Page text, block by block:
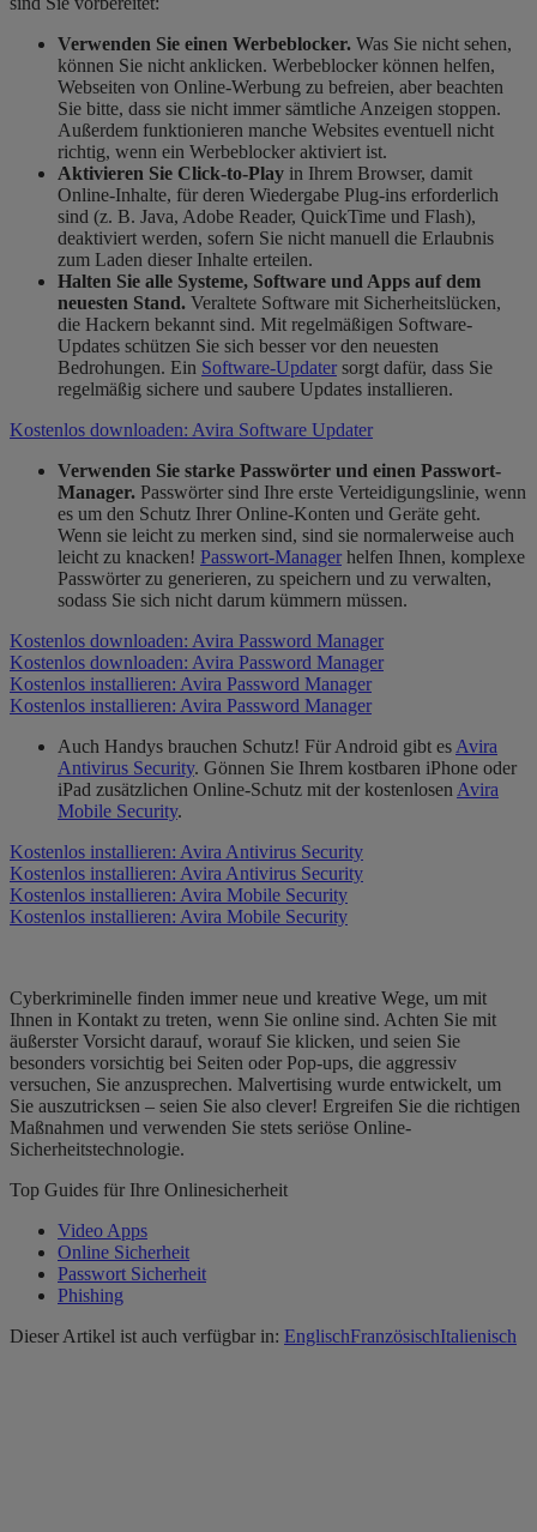
Verwenden Sie einen Werbeblocker. Was Sie nicht sehen,
können Sie nicht anklicken. Werbeblocker können helfen,
Webseiten von Online-Werbung zu befreien, aber beachten
Sie bitte, dass sie nicht immer sämtliche Anzeigen stoppen.
Außerdem funktionieren manche Websites eventuell nicht
richtig, wenn ein Werbeblocker aktiviert ist.
Aktivieren Sie Click-to-Play in Ihrem Browser, damit
Online-Inhalte, für deren Wiedergabe Plug-ins erforderlich
sind (z. B. Java, Adobe Reader, QuickTime und Flash),
deaktiviert werden, sofern Sie nicht manuell die Erlaubnis
zum Laden dieser Inhalte erteilen.
Halten Sie alle Systeme, Software und Apps auf dem
neuesten Stand. Veraltete Software mit Sicherheitslücken,
die Hackern bekannt sind. Mit regelmäßigen Software-
Updates schützen Sie sich besser vor den neuesten
Bedrohungen. Ein Software-Updater sorgt dafür, dass Sie
regelmäßig sichere und saubere Updates installieren.
Kostenlos downloaden: Avira Software Updater
Verwenden Sie starke Passwörter und einen Passwort-
Manager. Passwörter sind Ihre erste Verteidigungslinie, wenn
es um den Schutz Ihrer Online-Konten und Geräte geht.
Wenn sie leicht zu merken sind, sind sie normalerweise auch
leicht zu knacken! Passwort-Manager helfen Ihnen, komplexe
Passwörter zu generieren, zu speichern und zu verwalten,
sodass Sie sich nicht darum kümmern müssen.
Kostenlos downloaden: Avira Password Manager
Kostenlos downloaden: Avira Password Manager
Kostenlos installieren: Avira Password Manager
Kostenlos installieren: Avira Password Manager
Auch Handys brauchen Schutz! Für Android gibt es Avira
Antivirus Security. Gönnen Sie Ihrem kostbaren iPhone oder
iPad zusätzlichen Online-Schutz mit der kostenlosen Avira
Mobile Security.
Kostenlos installieren: Avira Antivirus Security
Kostenlos installieren: Avira Antivirus Security
Kostenlos installieren: Avira Mobile Security
Kostenlos installieren: Avira Mobile Security
Cyberkriminelle finden immer neue und kreative Wege, um mit
Ihnen in Kontakt zu treten, wenn Sie online sind. Achten Sie mit
äußerster Vorsicht darauf, worauf Sie klicken, und seien Sie
besonders vorsichtig bei Seiten oder Pop-ups, die aggressiv
versuchen, Sie anzusprechen. Malvertising wurde entwickelt, um
Sie auszutricksen – seien Sie also clever! Ergreifen Sie die richtigen
Maßnahmen und verwenden Sie stets seriöse Online-
Sicherheitstechnologie.
Top Guides für Ihre Onlinesicherheit
Video Apps
Online Sicherheit
Passwort Sicherheit
Phishing
Dieser Artikel ist auch verfügbar in: EnglischFranzösischItalienisch